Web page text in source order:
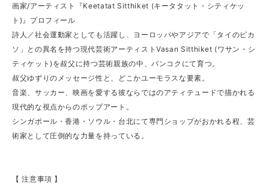
画家/アーティスト『Keetatat Sitthiket (キータタット・シティケッ
ト)』プロフィール
詩人／社会運動家としても活躍し、ヨーロッパやアジアで「タイのピカ
ソ」との異名を持つ現代芸術アーティストVasan Sitthiket (ワサン・シ
ティケット)を叔父に持つ芸術親族の中、バンコクにて育つ。
叔父ゆずりのメッセージ性と、どこかユーモラスな要素。
音楽、サッカー、映画を愛する彼ならではのアティテュードで描かれる
現代的な視点からのポップアート。
シンガポール・香港・ソウル・台北にて専門ショップがおかれる程、芸
術家として圧倒的な力量を持っている。
【 注意事項 】